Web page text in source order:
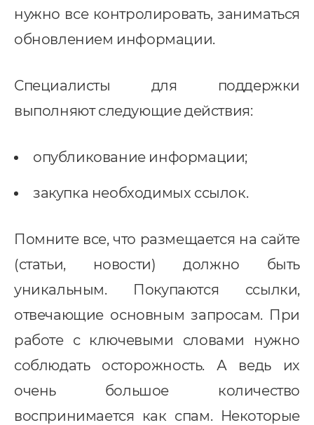
нужно все контролировать, заниматься
обновлением информации.
Специалисты для поддержки
выполняют следующие действия:
опубликование информации;
закупка необходимых ссылок.
Помните все, что размещается на сайте
(статьи, новости) должно быть
уникальным. Покупаются ссылки,
отвечающие основным запросам. При
работе с ключевыми словами нужно
соблюдать осторожность. А ведь их
очень большое количество
воспринимается как спам. Некоторые